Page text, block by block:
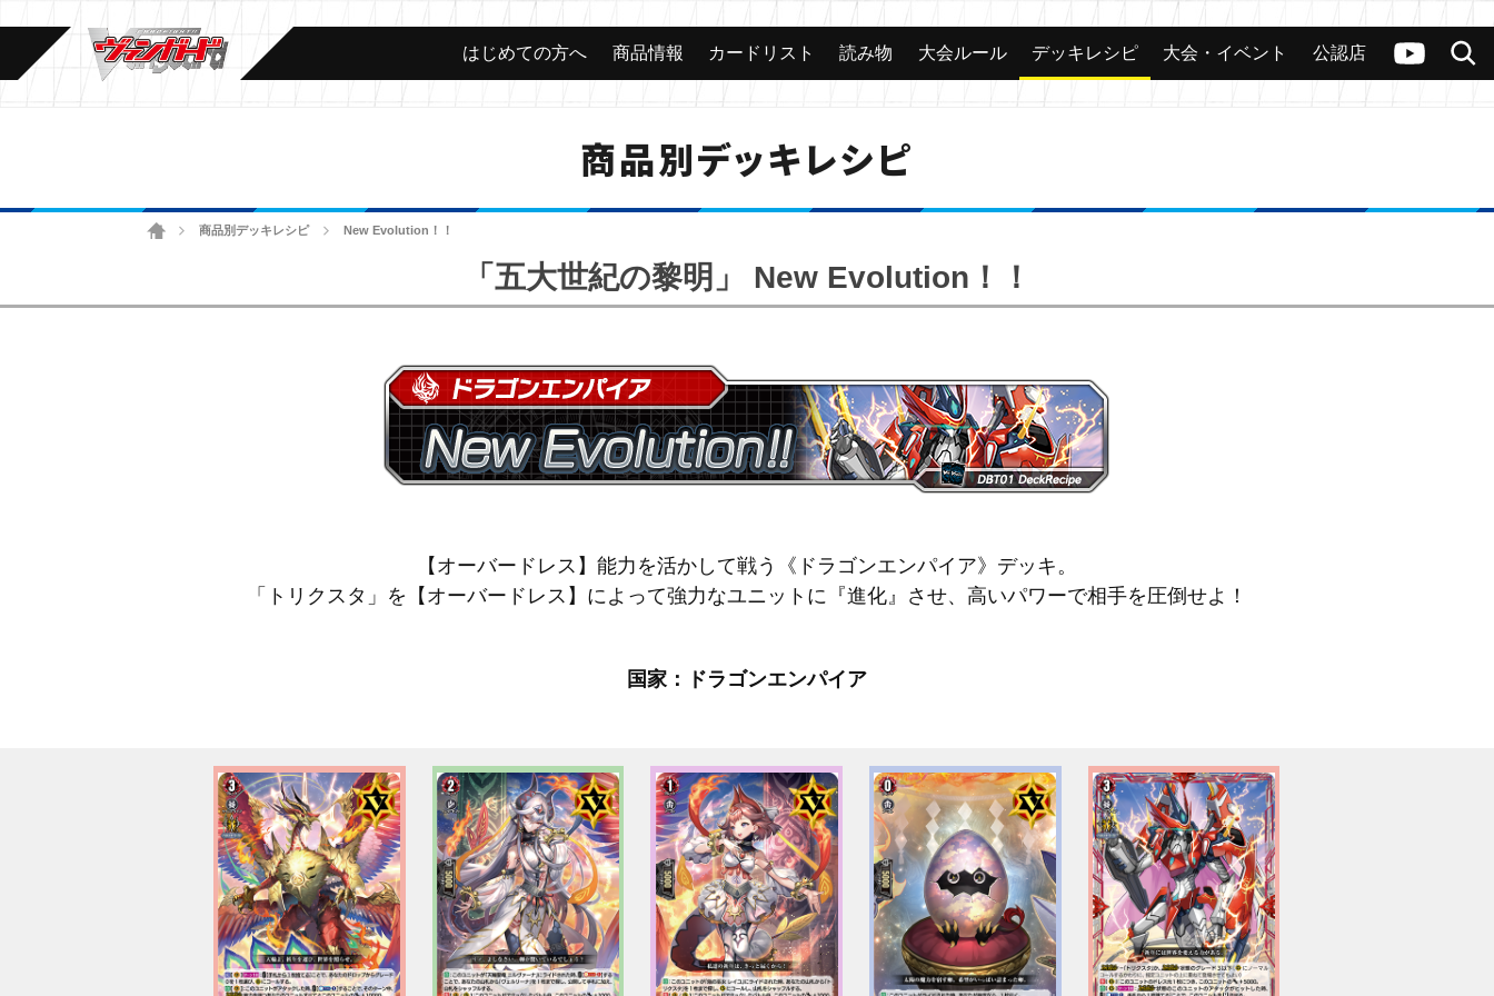
ヴァンガードch
検索
カード 大会 公認店舗 その他
はじめての方へ 商品情報 カードリスト 読み物 大会ルール デッキレシピ 大会・イベント 公認店
商品別デッキレシピ
ホーム商品別デッキレシピ New Evolution！！
「五大世紀の黎明」 New Evolution！！
【オーバードレス】能力を活かして戦う《ドラゴンエンパイア》デッキ。
「トリクスタ」を【オーバードレス】によって強力なユニットに『進化』させ、高いパワーで相手を圧倒せよ！
国家：ドラゴンエンパイア